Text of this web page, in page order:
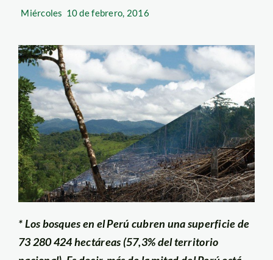
Miércoles 10 de febrero, 2016
* Los bosques en el Perú cubren una superficie de
73 280 424 hectáreas (57,3% del territorio